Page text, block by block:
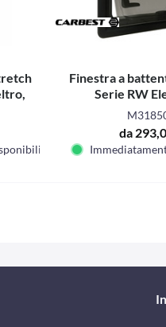
Finestra a
Serie RW
da